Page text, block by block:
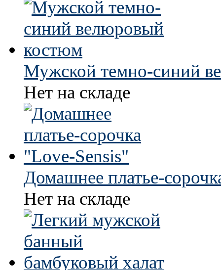
Мужской темно-синий
Нет на складе
Домашнее платье-
Нет на складе